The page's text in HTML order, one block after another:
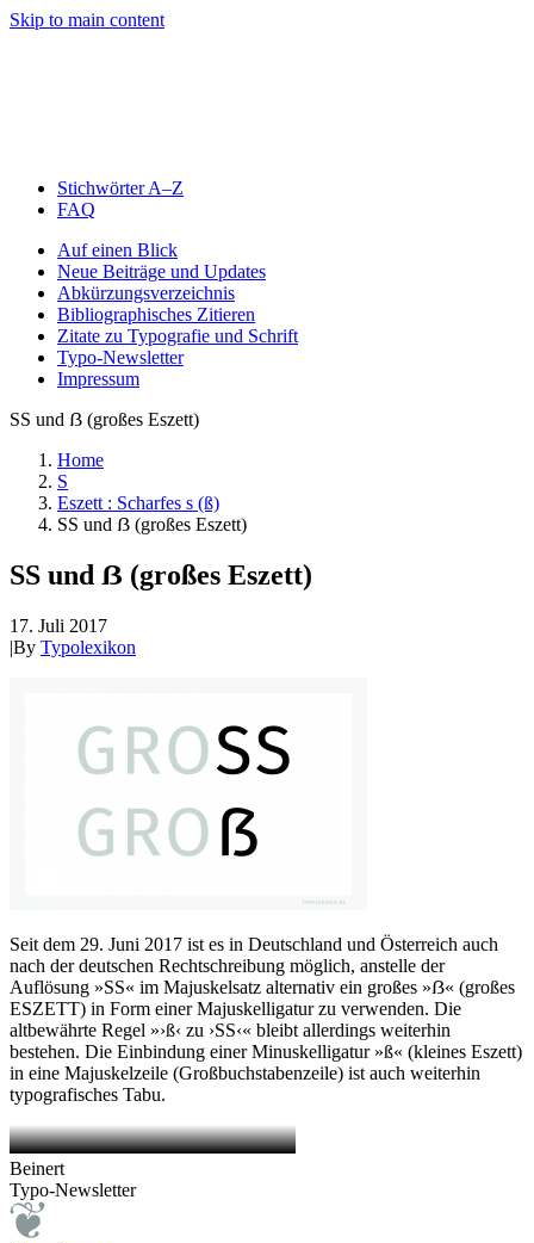
Skip to main content
Stichwörter A–Z
FAQ
Auf einen Blick
Neue Beiträge und Updates
Abkürzungsverzeichnis
Bibliographisches Zitieren
Zitate zu Typografie und Schrift
Typo-Newsletter
Impressum
SS und ẞ (großes Eszett)
Home
S
Eszett : Scharfes s (ß)
SS und ẞ (großes Eszett)
SS und ẞ (großes Eszett)
17. Juli 2017
|By Typolexikon
Seit dem 29. Juni 2017 ist es in Deutschland und Österreich auch
nach der deutschen Rechtschreibung möglich, anstelle der
Auflösung »SS« im Majuskelsatz alternativ ein großes »ẞ« (großes
ESZETT) in Form einer Majuskelligatur zu verwenden. Die
altbewährte Regel »›ß‹ zu ›SS‹« bleibt allerdings weiterhin
bestehen. Die Einbindung einer Minuskelligatur »ß« (kleines Eszett)
in eine Majuskelzeile (Großbuchstabenzeile) ist auch weiterhin
typografisches Tabu.
Beinert
Typo-Newsletter